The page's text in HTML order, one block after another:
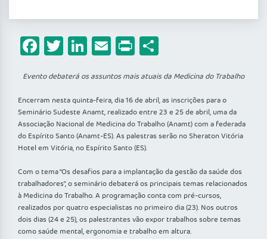
Facebook
Twitter
LinkedIn
Email
Print
Evento debaterá os assuntos mais atuais da Medicina do Trabalho
Encerram nesta quinta-feira, dia 16 de abril, as inscrições para o
Seminário Sudeste Anamt, realizado entre 23 e 25 de abril, uma da
Associação Nacional de Medicina do Trabalho (Anamt) com a federada
do Espírito Santo (Anamt-ES). As palestras serão no Sheraton Vitória
Hotel em Vitória, no Espírito Santo (ES).
Com o tema “Os desafios para a implantação da gestão da saúde dos
trabalhadores”, o seminário debaterá os principais temas relacionados
à Medicina do Trabalho. A programação conta com pré-cursos,
realizados por quatro especialistas no primeiro dia (23). Nos outros
dois dias (24 e 25), os palestrantes vão expor trabalhos sobre temas
como saúde mental, ergonomia e trabalho em altura.